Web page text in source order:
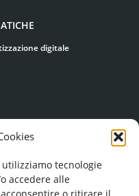
tecnologie
accedere alle
digitale